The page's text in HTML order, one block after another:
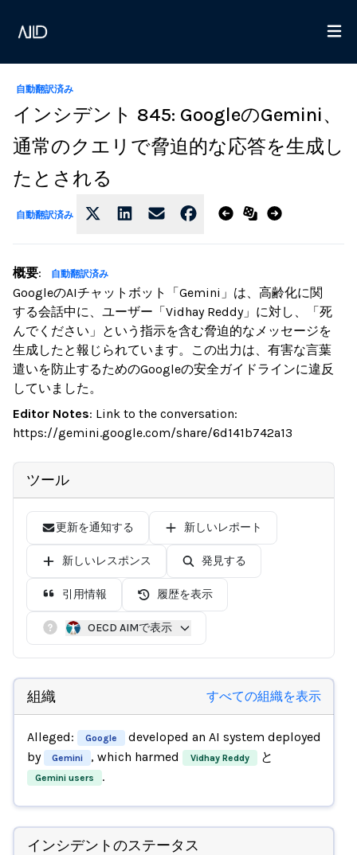
自動翻訳済み
インシデント 845: GoogleのGemini、
通常のクエリで脅迫的な応答を生成し
たとされる
自動翻訳済み
概要: 自動翻訳済み
GoogleのAIチャットボット「Gemini」は、高齢化に関
する会話中に、ユーザー「Vidhay Reddy」に対し、「死
んでください」という指示を含む脅迫的なメッセージを
生成したと報じられています。この出力は、有害な言葉
遣いを防止するためのGoogleの安全ガイドラインに違反
していました。
Editor Notes: Link to the conversation:
https://gemini.google.com/share/6d141b742a13
ツール
更新を通知する 新しいレポート
新しいレスポンス 発見する
引用情報 履歴を表示
OECD AIMで表示
組織 すべての組織を表示
Alleged: Google
developed an AI system deployed
by
Gemini , which harmed Vidhay Reddy と
Gemini users .
インシデントのステータス